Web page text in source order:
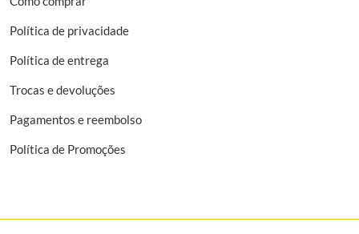
Política de privacidade
Política de entrega
Trocas e devoluções
Pagamentos e reembolso
Política de Promoções